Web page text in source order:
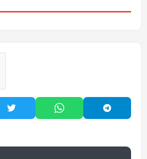
Paylaş
Twitter'da PaylaşWhatsApp'ta Paylaş